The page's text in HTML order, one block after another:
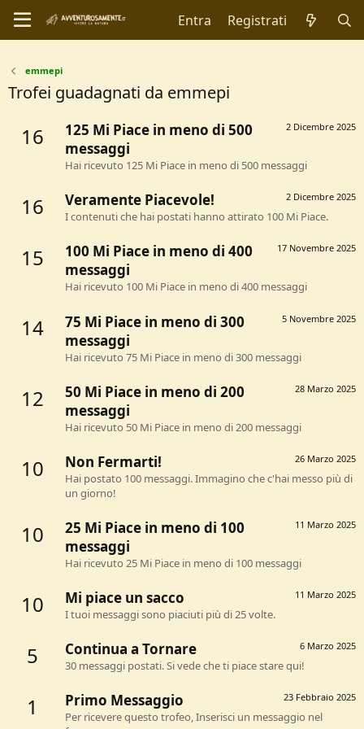
Entra Registrati
emmepi
Trofei guadagnati da emmepi
16 2 Dicembre 2025
125 Mi Piace in meno di 500
messaggi
Hai ricevuto 125 Mi Piace in meno di 500 messaggi
16 2 Dicembre 2025
Veramente Piacevole!
I contenuti che hai postati hanno attirato 100 Mi Piace.
15 17 Novembre 2025
100 Mi Piace in meno di 400
messaggi
Hai ricevuto 100 Mi Piace in meno di 400 messaggi
14 5 Novembre 2025
75 Mi Piace in meno di 300
messaggi
Hai ricevuto 75 Mi Piace in meno di 300 messaggi
12 28 Marzo 2025
50 Mi Piace in meno di 200
messaggi
Hai ricevuto 50 Mi Piace in meno di 200 messaggi
10 26 Marzo 2025
Non Fermarti!
Hai postato 100 messaggi. Immagino che c'hai messo più di
un giorno!
10 11 Marzo 2025
25 Mi Piace in meno di 100
messaggi
Hai ricevuto 25 Mi Piace in meno di 100 messaggi
10 11 Marzo 2025
Mi piace un sacco
I tuoi messaggi sono piaciuti più di 25 volte.
5 6 Marzo 2025
Continua a Tornare
30 messaggi postati. Si vede che ti piace stare qui!
1 23 Febbraio 2025
Primo Messaggio
Per ricevere questo trofeo, Inserisci un messaggio nel